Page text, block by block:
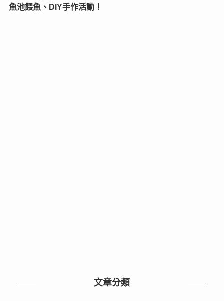
魚池餵魚、DIY手作活動！
文章分類